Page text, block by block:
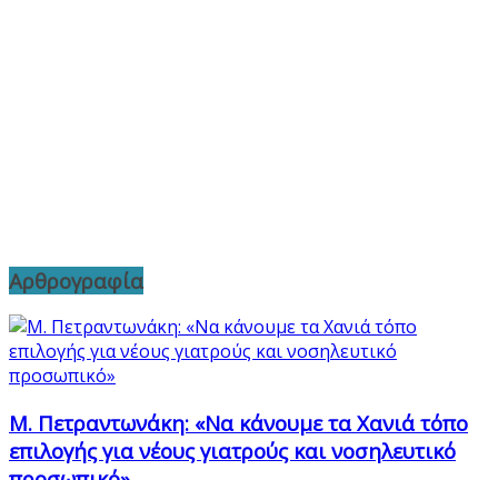
Αρθρογραφία
Μ. Πετραντωνάκη: «Να κάνουμε τα Χανιά τόπο
επιλογής για νέους γιατρούς και νοσηλευτικό